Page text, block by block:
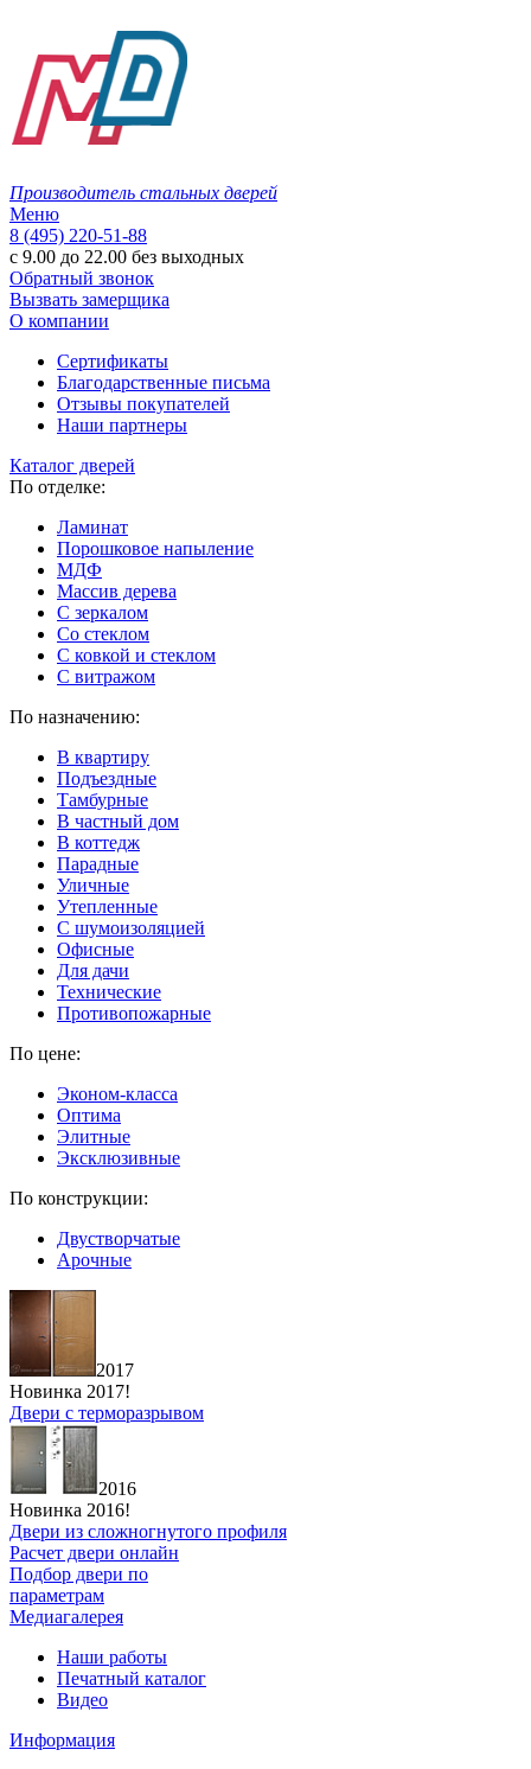
Производитель стальных дверей
Меню
8 (495) 220-51-88
с 9.00 до 22.00 без выходных
Обратный звонок
Вызвать замерщика
О компании
Сертификаты
Благодарственные письма
Отзывы покупателей
Наши партнеры
Каталог дверей
По отделке:
Ламинат
Порошковое напыление
МДФ
Массив дерева
С зеркалом
Со стеклом
С ковкой и стеклом
С витражом
По назначению:
В квартиру
Подъездные
Тамбурные
В частный дом
В коттедж
Парадные
Уличные
Утепленные
C шумоизоляцией
Офисные
Для дачи
Технические
Противопожарные
По цене:
Эконом-класса
Оптима
Элитные
Эксклюзивные
По конструкции:
Двустворчатые
Арочные
2017
Новинка 2017!
Двери с терморазрывом
2016
Новинка 2016!
Двери из сложногнутого профиля
Расчет двери онлайн
Подбор двери по
параметрам
Медиагалерея
Наши работы
Печатный каталог
Видео
Информация